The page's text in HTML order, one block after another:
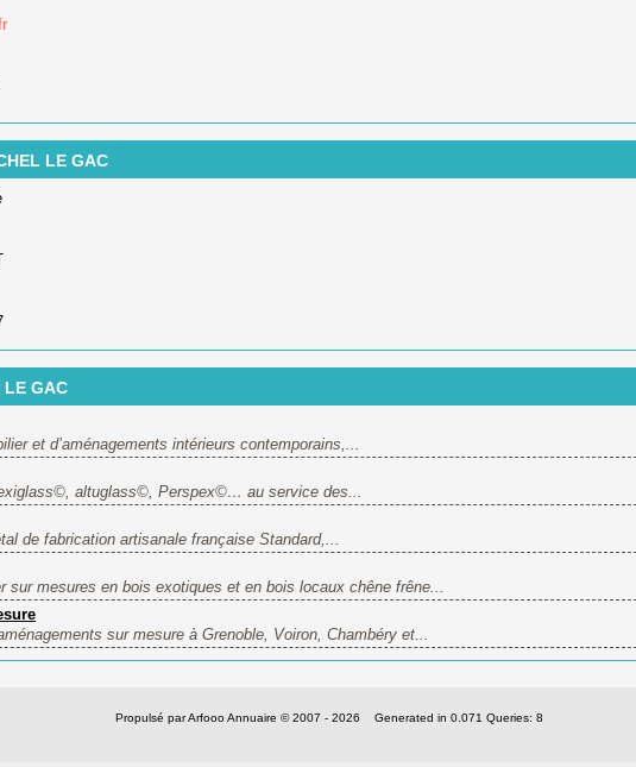
LE GAC
GAC
et d’aménagements intérieurs contemporains,...
altuglass©, Perspex©… au service des...
de fabrication artisanale française Standard,...
sur mesures en bois exotiques et en bois locaux chêne frêne...
sur mesure à Grenoble, Voiron, Chambéry et...
Propulsé par Arfooo Annuaire © 2007 - 2026 Generated in 0.071 Queries: 8